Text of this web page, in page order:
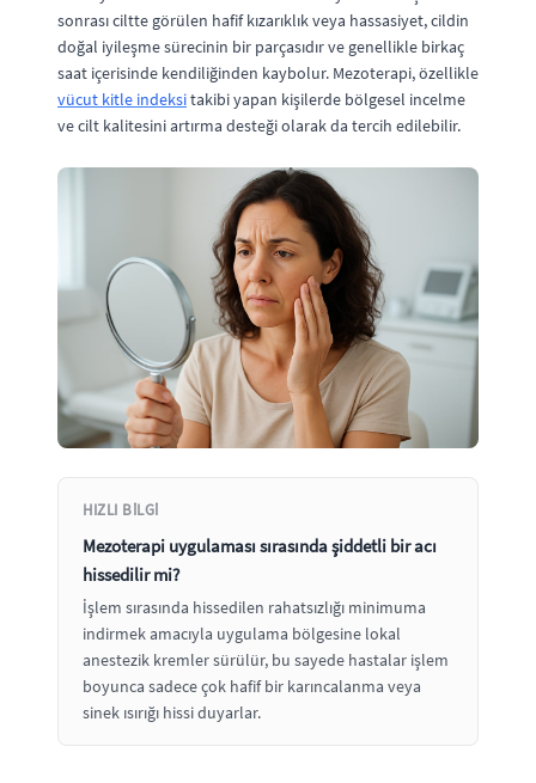
sonrası ciltte görülen hafif kızarıklık veya hassasiyet, cildin
doğal iyileşme sürecinin bir parçasıdır ve genellikle birkaç
saat içerisinde kendiliğinden kaybolur. Mezoterapi, özellikle
vücut kitle indeksitakibi yapan kişilerde bölgesel incelme
ve cilt kalitesini artırma desteği olarak da tercih edilebilir.
HIZLI BILGI
Mezoterapi uygulaması sırasında şiddetli bir acı
hissedilir mi?
İşlem sırasında hissedilen rahatsızlığı minimuma
indirmek amacıyla uygulama bölgesine lokal
anestezik kremler sürülür, bu sayede hastalar işlem
boyunca sadece çok hafif bir karıncalanma veya
sinek ısırığı hissi duyarlar.